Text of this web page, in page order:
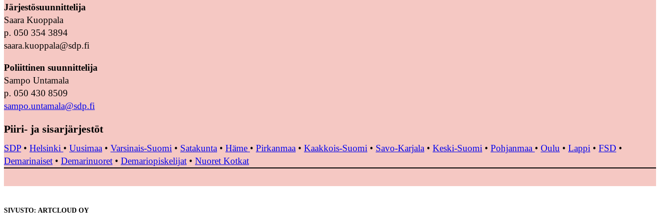
Järjestösuunnittelija
Saara Kuoppala
p. 050 354 3894
saara.kuoppala@sdp.fi
Poliittinen suunnittelija
Sampo Untamala
p. 050 430 8509
sampo.untamala@sdp.fi
Piiri- ja sisarjärjestöt
SDP • Helsinki • Uusimaa • Varsinais-Suomi • Satakunta • Häme • Pirkanmaa • Kaakkois-Suomi • Savo-Karjala • Keski-Suomi • Pohjanmaa • Oulu • Lappi • FSD •
Demarinaiset • Demarinuoret • Demariopiskelijat • Nuoret Kotkat
SIVUSTO: ARTCLOUD OY